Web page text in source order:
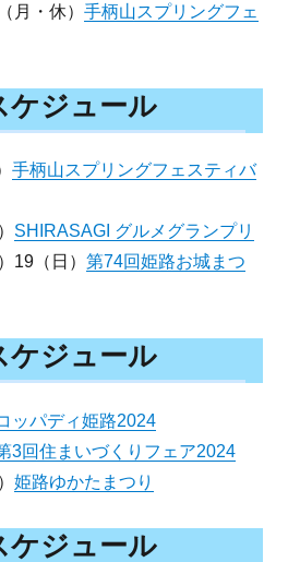
月・休）手柄山スプリングフェ
ケジュール
手柄山スプリングフェスティバ
SHIRASAGI グルメグランプリ
19（日）第74回姫路お城まつ
ケジュール
ッパディ姫路2024
3回住まいづくりフェア2024
姫路ゆかたまつり
ケジュール